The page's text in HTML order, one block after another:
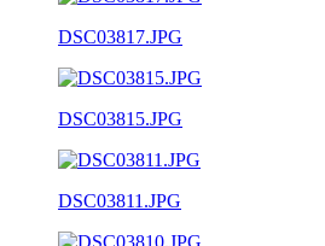
DSC03817.JPG
DSC03815.JPG
DSC03811.JPG